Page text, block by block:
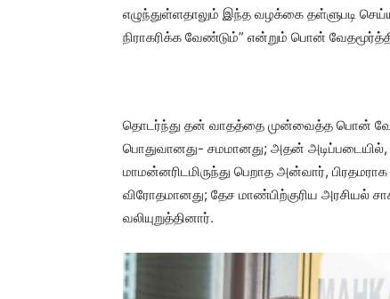
எழுந்துள்ளதாலும் இந்த வழக்கை தள்ளுபடி
நிராகரிக்க வேண்டும்” என்றும் பொன்
தொடர்ந்து தன் வாதத்தை முன்வைத்த பொன்
பொதுவானது- சமமானது; அதன்
மாமன்னரிடமிருந்து பெறாத அன்வார்,
விரோதமானது; தேச மாண்பிற்குரிய அரசியல்
வலியுறுத்தினார்.